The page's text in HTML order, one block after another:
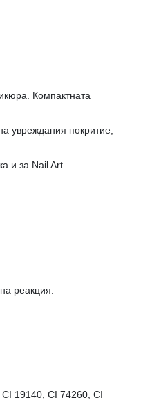
Компактната
увреждания покритие,
и за Nail Art.
реакция.
19140, CI 74260, CI